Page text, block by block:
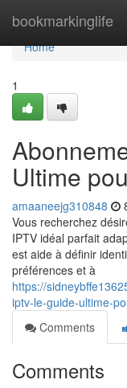
bookmarkinglife
Home
Home
1
Ultime
amaaneejg310848
Vous recherchez
IPTV idéal parfait
est aide à définir
préférences et à
https://
iptv-le-guide-ultime-
Comments
Comments